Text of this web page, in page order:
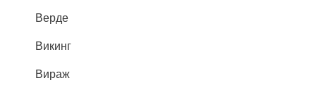
Верде
Викинг
Вираж